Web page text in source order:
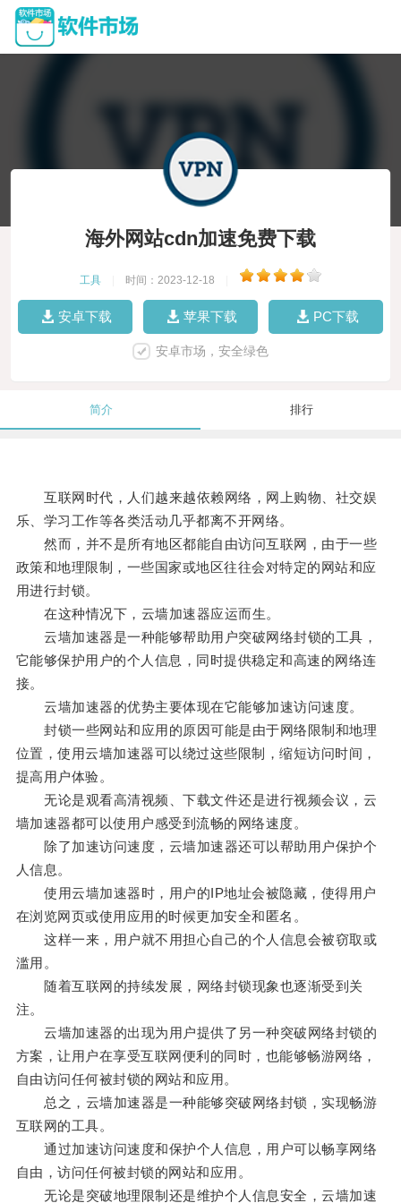
海外网站cdn加速免费下载
工具 时间：2023-12-18
安卓下载 苹果下载 PC下载
安卓市场，安全绿色
简介 排行
互联网时代，人们越来越依赖网络，网上购物、社交娱
乐、学习工作等各类活动几乎都离不开网络。
然而，并不是所有地区都能自由访问互联网，由于一些
政策和地理限制，一些国家或地区往往会对特定的网站和应
用进行封锁。
在这种情况下，云墙加速器应运而生。
云墙加速器是一种能够帮助用户突破网络封锁的工具，
它能够保护用户的个人信息，同时提供稳定和高速的网络连
接。
云墙加速器的优势主要体现在它能够加速访问速度。
封锁一些网站和应用的原因可能是由于网络限制和地理
位置，使用云墙加速器可以绕过这些限制，缩短访问时间，
提高用户体验。
无论是观看高清视频、下载文件还是进行视频会议，云
墙加速器都可以使用户感受到流畅的网络速度。
除了加速访问速度，云墙加速器还可以帮助用户保护个
人信息。
使用云墙加速器时，用户的IP地址会被隐藏，使得用户
在浏览网页或使用应用的时候更加安全和匿名。
这样一来，用户就不用担心自己的个人信息会被窃取或
滥用。
随着互联网的持续发展，网络封锁现象也逐渐受到关
注。
云墙加速器的出现为用户提供了另一种突破网络封锁的
方案，让用户在享受互联网便利的同时，也能够畅游网络，
自由访问任何被封锁的网站和应用。
总之，云墙加速器是一种能够突破网络封锁，实现畅游
互联网的工具。
通过加速访问速度和保护个人信息，用户可以畅享网络
自由，访问任何被封锁的网站和应用。
无论是突破地理限制还是维护个人信息安全，云墙加速